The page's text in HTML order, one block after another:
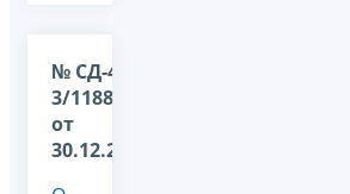
№ СД-4-
3/11881@
от
30.12.2025